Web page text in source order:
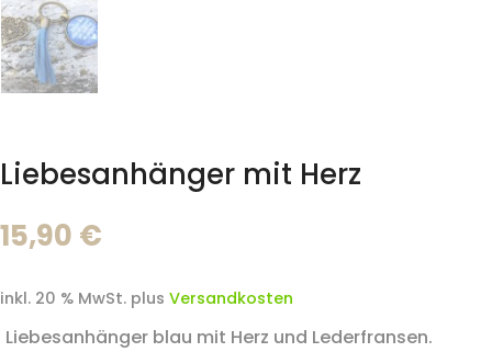
Liebesanhänger mit Herz
15,90 €
inkl. 20 % MwSt. plus Versandkosten
Liebesanhänger blau mit Herz und Lederfransen.